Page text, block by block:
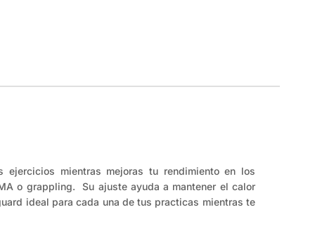
mientras mejoras tu rendimiento en los
o grappling. Su ajuste ayuda a mantener el calor
ideal para cada una de tus practicas mientras te